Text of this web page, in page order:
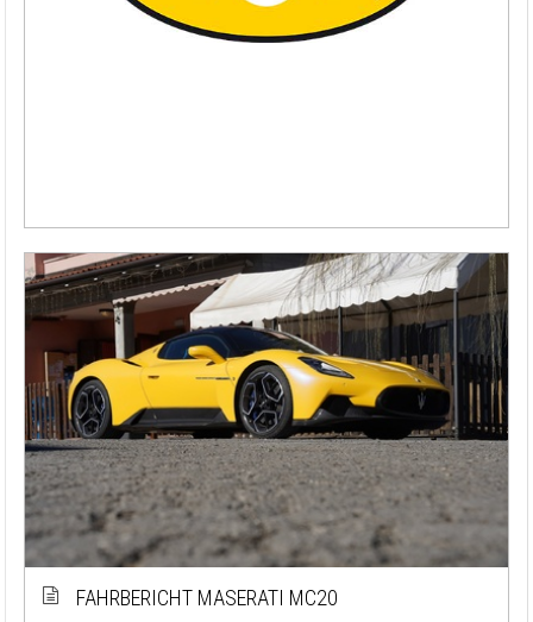
FAHRBERICHT MASERATI MC20